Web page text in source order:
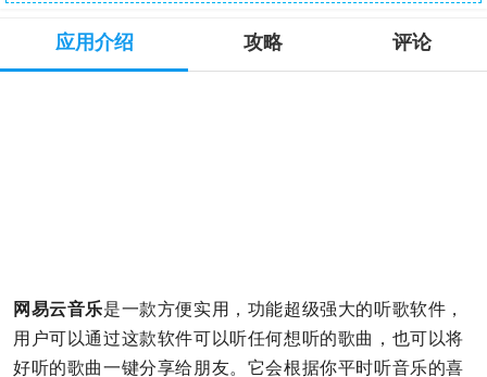
应用介绍 攻略 评论
网易云音乐是一款方便实用，功能超级强大的听歌软件，
用户可以通过这款软件可以听任何想听的歌曲，也可以将
好听的歌曲一键分享给朋友。它会根据你平时听音乐的喜